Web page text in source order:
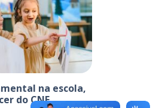
na escola,
do CNE